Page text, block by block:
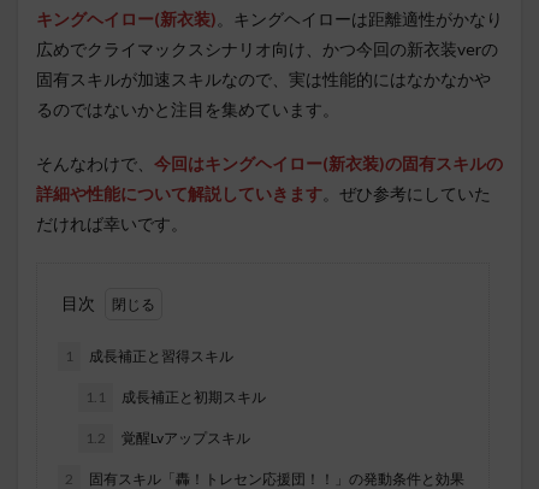
キングヘイロー(新衣装)。キングヘイローは距離適性がかなり
広めでクライマックスシナリオ向け、かつ今回の新衣装verの
固有スキルが加速スキルなので、実は性能的にはなかなかや
るのではないかと注目を集めています。
そんなわけで、 今回はキングヘイロー(新衣装)の固有スキルの
詳細や性能について解説していきます。ぜひ参考にしていた
だければ幸いです。
目次
1 成長補正と習得スキル
1.1 成長補正と初期スキル
1.2 覚醒Lvアップスキル
2 固有スキル「轟！トレセン応援団！！」の発動条件と効果